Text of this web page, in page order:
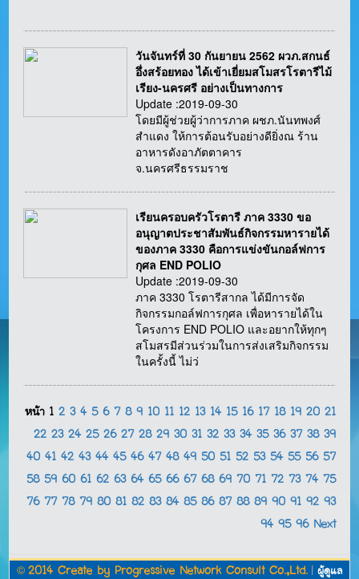
วันจันทร์ที่ 30 กันยายน 2562 ผวภ.สกนธ์
อึ่งสร้อยทอง ได้เข้าเยี่ยมสโมสรโรตารีไม้
เรียง-นครศรี อย่างเป็นทางการ
Update :2019-09-30
โดยมีผู้ช่วยผู้ว่าการภาค ผชภ.นันทพงศ์
สำแดง ให้การต้อนรับอย่างดียิ่งณ ร้าน
อาหารดังอาภัตตาคาร
จ.นครศรีธรรมราช
เรียนครอบครัวโรตารี ภาค 3330 ขอ
อนุญาตประชาสัมพันธ์กิจกรรมหารายได้
ของภาค 3330 คือการแข่งขันกอล์ฟการ
กุศล END POLIO
Update :2019-09-30
ภาค 3330 โรตารีสากล ได้มีการจัด
กิจกรรมกอล์ฟการกุศล เพื่อหารายได้ใน
โครงการ END POLIO และอยากให้ทุกๆ
สโมสรมีส่วนร่วมในการส่งเสริมกิจกรรม
ในครั้งนี้ ไม่ว่
หน้า 1 2 3 4 5 6 7 8 9 10 11 12 13 14 15 16 17 18 19 20 21
22 23 24 25 26 27 28 29 30 31 32 33 34 35 36 37 38 39
40 41 42 43 44 45 46 47 48 49 50 51 52 53 54 55 56 57
58 59 60 61 62 63 64 65 66 67 68 69 70 71 72 73 74 75
76 77 78 79 80 81 82 83 84 85 86 87 88 89 90 91 92 93
94 95 96 Next
© 2014 Create by Progressive Network Consult Co.,Ltd. ผู้ดูแล